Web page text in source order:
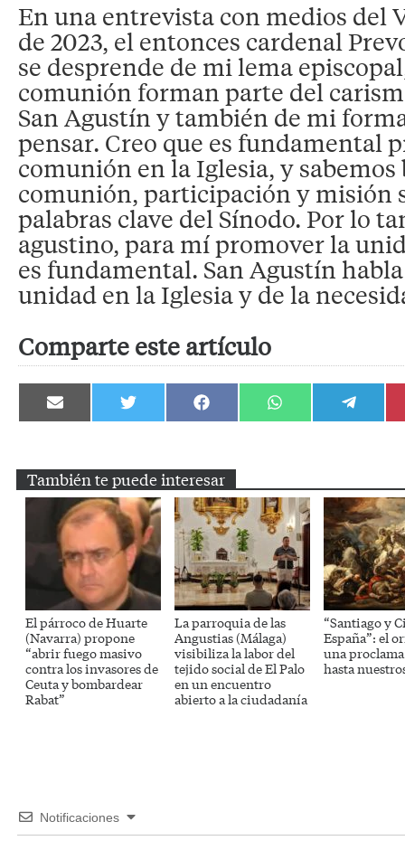
En una entrevista con medios del
de 2023, el entonces cardenal
se desprende de mi lema
comunión forman parte del
San Agustín y también de mi
pensar. Creo que es fundamental
comunión en la Iglesia, y sabemos
comunión, participación y misión
palabras clave del Sínodo. Por lo
agustino, para mí promover la
es fundamental. San Agustín
unidad en la Iglesia y de la
Comparte este artículo
Compartir
en
Compartir
en
Compartir
en
Compartir
en
Compartir
en
También te puede interesar
El párroco de Huarte
(Navarra) propone
“abrir fuego masivo
contra los invasores de
Ceuta y bombardear
Rabat”
La parroquia de las
Angustias (Málaga)
visibiliza la labor del
tejido social de El Palo
en un encuentro
abierto a la ciudadanía
“Santiago y
España”: el
una
hasta
Notificaciones